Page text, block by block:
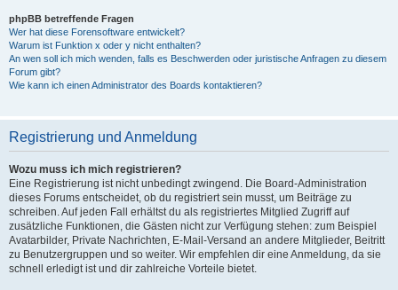
phpBB betreffende Fragen
Wer hat diese Forensoftware entwickelt?
Warum ist Funktion x oder y nicht enthalten?
An wen soll ich mich wenden, falls es Beschwerden oder juristische Anfragen zu diesem
Forum gibt?
Wie kann ich einen Administrator des Boards kontaktieren?
Registrierung und Anmeldung
Wozu muss ich mich registrieren?
Eine Registrierung ist nicht unbedingt zwingend. Die Board-Administration
dieses Forums entscheidet, ob du registriert sein musst, um Beiträge zu
schreiben. Auf jeden Fall erhältst du als registriertes Mitglied Zugriff auf
zusätzliche Funktionen, die Gästen nicht zur Verfügung stehen: zum Beispiel
Avatarbilder, Private Nachrichten, E-Mail-Versand an andere Mitglieder, Beitritt
zu Benutzergruppen und so weiter. Wir empfehlen dir eine Anmeldung, da sie
schnell erledigt ist und dir zahlreiche Vorteile bietet.